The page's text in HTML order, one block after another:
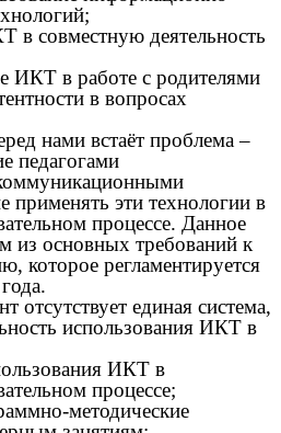
в совместную деятельность
ИКТ в работе с родителями
в вопросах
нами встаёт проблема –
педагогами
применять эти технологии в
процессе. Данное
из основных требований к
которое регламентируется
отсутствует единая система,
использования ИКТ в
ИКТ в
процессе;
методические